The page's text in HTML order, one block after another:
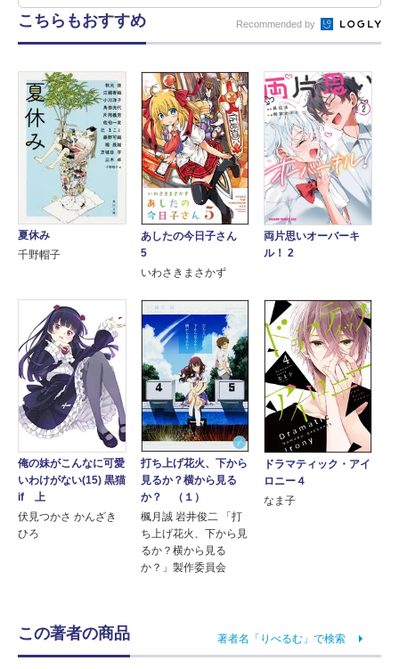
こちらもおすすめ Recommended by
夏休み
千野帽子
あしたの今日子さん
5
いわさきまさかず
両片思いオーバーキ
ル！ 2
俺の妹がこんなに可愛
いわけがない(15) 黒猫
if 上
伏見つかさ かんざき
ひろ
打ち上げ花火、下から
見るか？横から見る
か？ （１）
楓月誠 岩井俊二 「打
ち上げ花火、下から見
るか？横から見る
か？」製作委員会
ドラマティック・アイ
ロニー４
なま子
この著者の商品 著者名「りべるむ」で検索